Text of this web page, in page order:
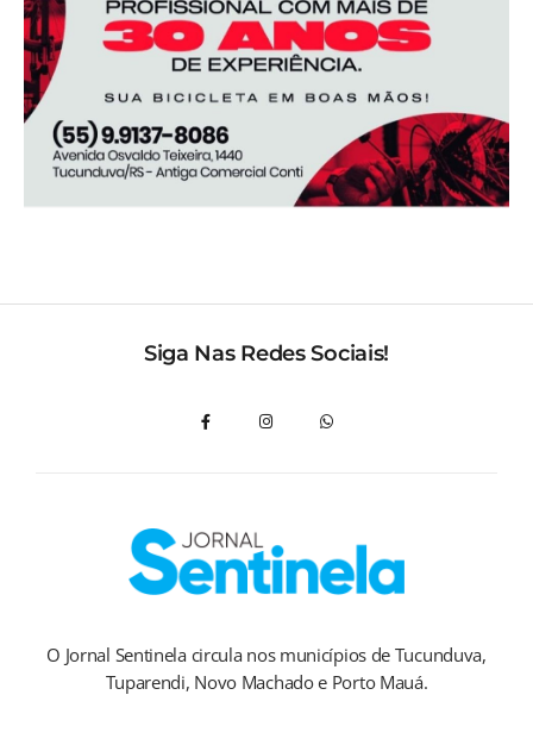
Siga Nas Redes Sociais!
O Jornal Sentinela circula nos municípios de Tucunduva,
Tuparendi, Novo Machado e Porto Mauá.